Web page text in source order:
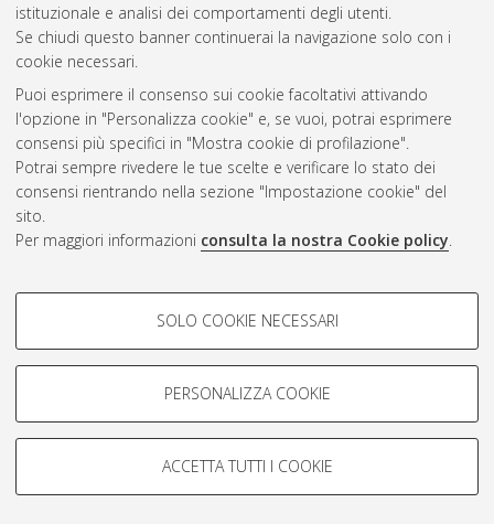
istituzionale e analisi dei comportamenti degli utenti.
Se chiudi questo banner continuerai la navigazione solo con i
cookie necessari.
Puoi esprimere il consenso sui cookie facoltativi attivando
l'opzione in "Personalizza cookie" e, se vuoi, potrai esprimere
consensi più specifici in "Mostra cookie di profilazione".
Potrai sempre rivedere le tue scelte e verificare lo stato dei
consensi rientrando nella sezione "Impostazione cookie" del
sito.
Per maggiori informazioni consulta la nostra Cookie policy.
COOKIE DI PROFILAZIONE -
Si tratta di cookie utilizzati per analizzare le caratteristiche della
navigazione degli utenti, creare profili in base al loro comportamento
Mostra cookie di profilazione
COOKIE TECNICI - NECESSARI
SOLO COOKIE NECESSARI
PERSONALIZZA COOKIE
ACCETTA TUTTI I COOKIE
Atom
Rss 1.0
Rss 2.0
ISSN: 2038-7946
Impostazioni Cookie
Informativa sulla privacy
Condizioni d’uso del sito